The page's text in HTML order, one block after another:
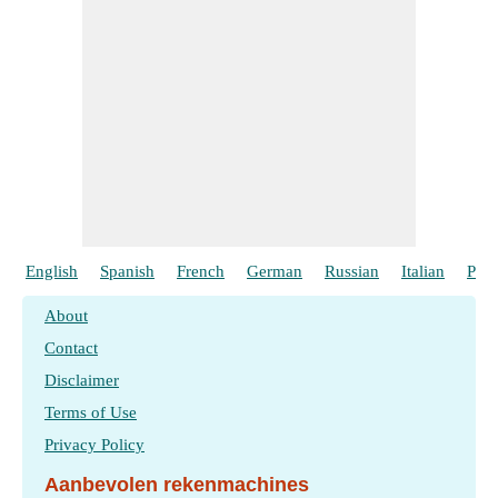
English Spanish French German Russian Italian
About
Contact
Disclaimer
Terms of Use
Privacy Policy
Aanbevolen rekenmachines